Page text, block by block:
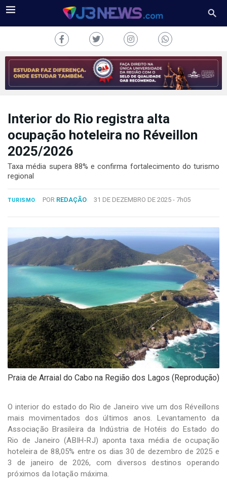
J3NEWS
COLUNAS
2024
Desenvolvido
por
Hesea
Tecnologia
Sistemas
Interior do Rio registra alta
ocupação hoteleira no Réveillon
2025/2026
Taxa média supera 88% e confirma fortalecimento do turismo
regional
TURISMO POR REDAÇÃO 31 DE DEZEMBRO DE 2025 - 7h05
Praia de Arraial do Cabo na Região dos Lagos (Reprodução)
O interior do estado do Rio de Janeiro vive um dos Réveillons
mais movimentados dos últimos anos. Levantamento da
Associação Brasileira da Indústria de Hotéis do Estado do
Rio de Janeiro (ABIH-RJ) aponta taxa média de ocupação
hoteleira de 88,05% entre os dias 30 de dezembro de 2025 e
3 de janeiro de 2026, com diversos destinos operando
próximos da lotação máxima.